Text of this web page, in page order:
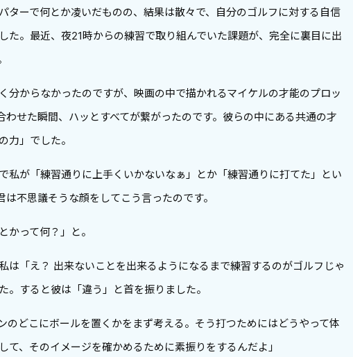
ターで何とか凌いだものの、結果は散々で、自分のゴルフに対する自信
た。最近、夜21時からの練習で取り組んでいた課題が、完全に裏目に出
分からなかったのですが、映画の中で描かれるマイケルの才能のプロッ
わせた瞬間、ハッとすべてが繋がったのです。彼らの中にある共通の才
力」でした。
私が「練習通りに上手くいかないなぁ」とか「練習通りに打てた」とい
不思議そうな顔をしてこう言ったのです。
かって何？」と。
は「え？ 出来ないことを出来るようになるまで練習するのがゴルフじゃ
。すると彼は「違う」と首を振りました。
のどこにボールを置くかをまず考える。そう打つためにはどうやって体
て、そのイメージを確かめるために素振りをするんだよ」